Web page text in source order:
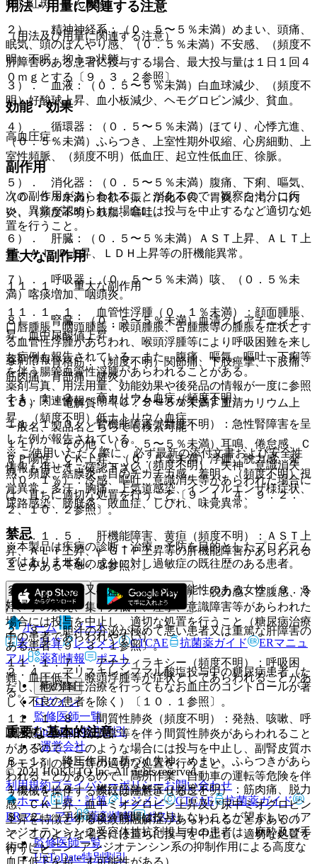
明）紅斑、じん麻疹。
２）． 精神神経系：（０．５〜５％未満）めまい、頭痛、
眠気、頭のぼんやり感、（０．５％未満）不安感、（頻度不
明）不眠、抑うつ状態。
３）． 血液：（０．５〜５％未満）白血球減少、（頻度不
明）好酸球上昇、血小板減少、ヘモグロビン減少、貧血。
４）． 循環器：（０．５〜５％未満）ほてり、心悸亢進、
（０．５％未満）ふらつき、上室性期外収縮、心房細動、上
室性頻脈、（頻度不明）低血圧、起立性低血圧、徐脈。
５）． 消化器：（０．５〜５％未満）腹痛、下痢、嘔気、
（０．５％未満）食欲不振、消化不良、胃炎、口渇、口内
炎、（頻度不明）鼓腸、嘔吐。
６）． 肝臓：（０．５〜５％未満）ＡＳＴ上昇、ＡＬＴ上
昇、Ａｌ−Ｐ上昇、ＬＤＨ上昇等の肝機能異常。
７）． 呼吸器：（０．５〜５％未満）咳、（０．５％未
満）喀痰増加、咽頭炎。
８）． 腎臓：（０．５〜５％未満）血清クレアチニン上
昇、血中尿酸値上昇。
９）． 骨格筋：（頻度不明）関節痛、下肢痙攣、下肢痛、
筋肉痛、背部痛、腱炎。
１０）． 電解質：（０．５〜５％未満）血清カリウム上
昇、（頻度不明）低ナトリウム血症。
１１）． その他：（０．５〜５％未満）耳鳴、倦怠感、Ｃ
ＲＰ陽性、ＣＫ上昇、（０．５％未満）浮腫、脱力感、発
熱、頻尿、結膜炎、目のチカチカ感、羞明、（頻度不明）視
覚異常、多汗、胸痛、上気道感染、インフルエンザ様症状、
尿路感染、膀胱炎、敗血症、しびれ、味覚異常。
禁忌
２．１． 本剤の成分に対し過敏症の既往歴のある患者。
２．２． 妊婦又は妊娠している可能性のある女性〔９．５
妊婦の項参照〕。
２．３． 胆汁の分泌が極めて悪い患者又は重篤な肝障害の
ある患者〔９．３．１参照〕。
２．４． アリスキレンフマル酸塩投与中の糖尿病患者（た
だし、他の降圧治療を行ってもなお血圧のコントロールが著
しく不良の患者を除く）〔１０．１参照〕。
重要な基本的注意
８．１． 降圧作用に基づく失神、めまい、ふらつきがあら
われることがあるので、高所作業、自動車の運転等危険を伴
う機械を操作する際には注意させること。
８．２． 手術前２４時間は投与しないことが望ましい（ア
ンジオテンシン２受容体拮抗剤投与中の患者は、麻酔及び手
術中にレニン−アンジオテンシン系の抑制作用による高度な
用法・用量に関連する注意
（用法及び用量に関連する注意）
肝障害のある患者に投与する場合、最大投与量は１日１回４
０ｍｇとする〔９．３．２参照〕。
効能・効果
高血圧症。
副作用
次の副作用があらわれることがあるので、観察を十分に行
い、異常が認められた場合には投与を中止するなど適切な処
置を行うこと。
重大な副作用
１１．１． 重大な副作用
１１．１．１． 血管性浮腫（０．１％未満）：顔面腫脹、
口唇腫脹、咽頭腫脹・喉頭腫脹、舌腫脹等の腫脹を症状とす
る血管性浮腫があらわれ、喉頭浮腫等により呼吸困難を来し
た症例も報告されている。また、腹痛、嘔気、嘔吐、下痢等
を伴う腸管血管性浮腫があらわれることがある。
１１．１．２． 高カリウム血症（頻度不明）。
１１．１．３． 腎機能障害（頻度不明）：急性腎障害を呈
した例が報告されている。
１１．１．４． ショック（頻度不明）、失神、意識消失
（０．１％）：冷感、嘔吐、意識消失等があらわれた場合に
は、直ちに適切な処置を行うこと〔９．１．４、９．２．
２、１０．２参照〕。
１１．１．５． 肝機能障害、黄疸（頻度不明）：ＡＳＴ上
昇、ＡＬＴ上昇、γ−ＧＴＰ上昇等の肝機能障害があらわれる
ことがある〔８．３参照〕。
１１．１．６． 低血糖（頻度不明）：脱力感、空腹感、冷
汗、手の震え、集中力低下、痙攣、意識障害等があらわれた
場合には投与を中止し、適切な処置を行うこと（糖尿病治療
中の患者であらわれやすい）。
１１．１．７． アナフィラキシー（頻度不明）：呼吸困
難、血圧低下、喉頭浮腫等が症状としてあらわれることがあ
る。
１１．１．８． 間質性肺炎（頻度不明）：発熱、咳嗽、呼
吸困難、胸部Ｘ線異常等を伴う間質性肺炎があらわれること
があるので、このような場合には投与を中止し、副腎皮質ホ
ルモン剤の投与等の適切な処置を行うこと。
１１．１．９． 横紋筋融解症（頻度不明）：筋肉痛、脱力
感、ＣＫ上昇、血中ミオグロビン上昇及び尿中ミオグロビン
上昇を特徴とする横紋筋融解症があらわれることがあるの
で、このような場合には直ちに投与を中止し、適切な処置を
行うこと。
薬剤情報
薬剤写真、用法用量、効能効果や後発品の情報が一度に参照
でき、関連情報へ簡単にアクセスができます。
一般名、製品名どちらでも検索可能！
※ ご使用いただく際に、必ず最新の添付文書および安全性
情報も併せてご確認下さい。
※本製品は疾病の診断・治療・予防を目的としたプログラム
ではありません。
ホーム
ノート
表・計算
レジメン CTCAE 抗菌薬ガイド
ERマニュ
アル
薬剤情報 ポスト
新規登録
ログイン
監修医師一覧
UpToDate特別割引
運営会社
© 2021 HOKUTO Inc. All rights reserved.
利用規約プライバシーポリシーお問い合わせ
ホーム
表・計算 レジメン CTCAE
抗菌薬ガイド
ERマニュアル
薬剤情報 ポスト
監修医師一覧
UpToDate特別割引